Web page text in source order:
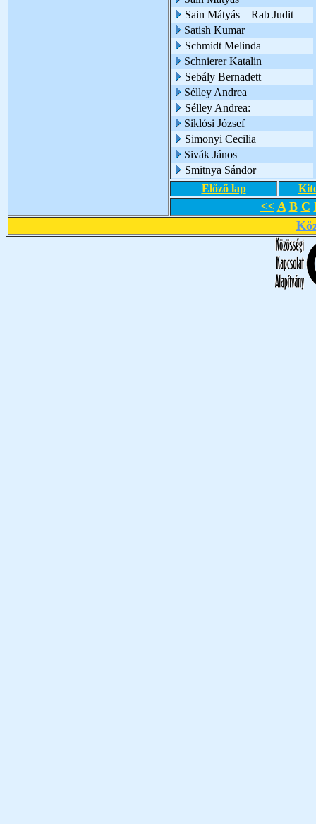
Sain Mátyás – Rab Judit
Satish Kumar
Schmidt Melinda
Schnierer Katalin
Sebály Bernadett
Sélley Andrea
Sélley Andrea:
Siklósi József
Simonyi Cecilia
Sivák János
Smitnya Sándor
Előző lap
<< A B C